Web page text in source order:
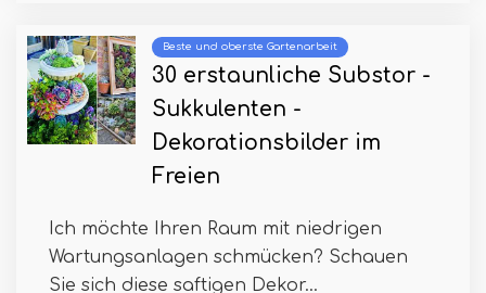
Beste und oberste Gartenarbeit
30 erstaunliche Substor -
Sukkulenten -
Dekorationsbilder im
Freien
Ich möchte Ihren Raum mit niedrigen
Wartungsanlagen schmücken? Schauen
Sie sich diese saftigen Dekor...